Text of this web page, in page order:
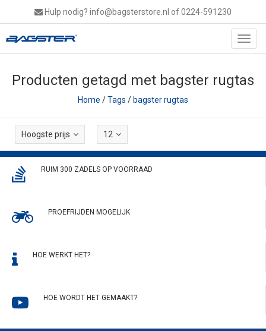
Hulp nodig? info@bagsterstore.nl of 0224-591230
Producten getagd met bagster rugtas
Home /Tags /bagster rugtas
Hoogste prijs 12
RUIM 300 ZADELS OP VOORRAAD
PROEFRIJDEN MOGELIJK
HOE WERKT HET?
HOE WORDT HET GEMAAKT?